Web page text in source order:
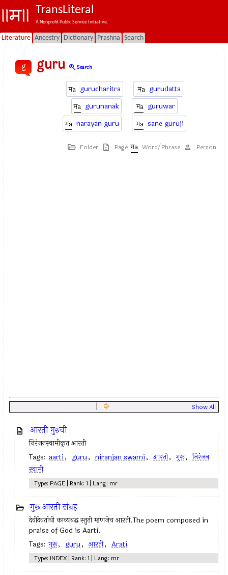
TransLiteral
A Nonprofit Public Service Initiative.
Literature Ancestry Dictionary Prashna Search
g guru zoom_inSearch
gurucharitra
gurudatta
gurunanak
guruwar
narayan guru
sane guruji
Folder Page Word/Phrase Person
Show All
आरती गुरुची
निरंजनस्वामीकृत आरती
Tags: aarti, guru, niranjan swami, आरती, गुरू, निरंजन
स्वामी
Type: PAGE | Rank: 1 | Lang: mr
गुरू आरती संग्रह
देवीदेवतांची काव्यबद्ध स्तुती म्हणजेच आरती.The poem composed in
praise of God is Aarti.
Tags: गुरू, guru, आरती, Arati
Type: INDEX | Rank: 1 | Lang: mr